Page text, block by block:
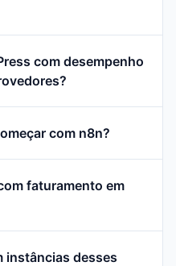
com desempenho
com n8n?
faturamento em
instâncias desses